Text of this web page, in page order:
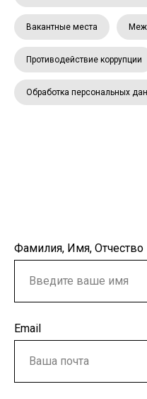
Вакантные места
Противодействие коррупции
Обработка персональных
Фамилия, Имя, Отчество
Email